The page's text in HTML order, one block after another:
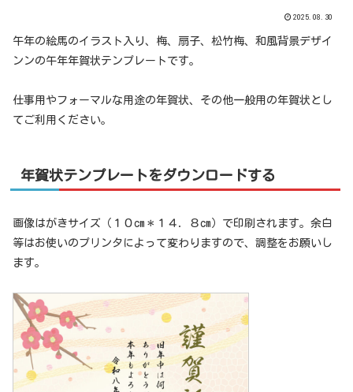
2025.08.30
午年の絵馬のイラスト入り、梅、扇子、松竹梅、和風背景デザイ
ンンの午年年賀状テンプレートです。
仕事用やフォーマルな用途の年賀状、その他一般用の年賀状とし
てご利用ください。
年賀状テンプレートをダウンロードする
画像はがきサイズ（１０cm＊１４．８cm）で印刷されます。余白
等はお使いのプリンタによって変わりますので、調整をお願いし
ます。